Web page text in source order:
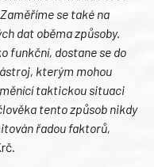
se také na
dat oběma způsoby.
funkční, dostane se do
kterým mohou
taktickou situaci
tento způsob nikdy
řadou faktorů,